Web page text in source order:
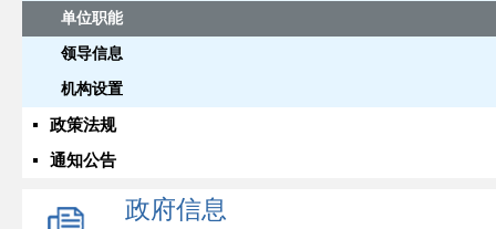
单位职能
领导信息
机构设置
政策法规
通知公告
政府信息